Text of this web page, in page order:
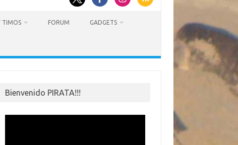
TIMOS FORUM GADGETS
Bienvenido PIRATA!!!